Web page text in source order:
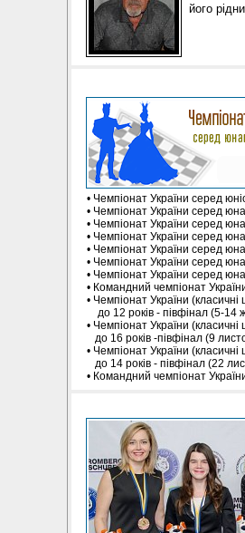
його
• Чемпіонат України серед
• Чемпіонат України серед
• Чемпіонат України серед
• Чемпіонат України серед
• Чемпіонат України серед
• Чемпіонат України серед
• Чемпіонат України серед
• Командний чемпіонат
• Чемпіонат України
до 12 років - півфінал (5-14
• Чемпіонат України
до 16 років -півфінал (9
• Чемпіонат України
до 14 років - півфінал (22
• Командний чемпіонат